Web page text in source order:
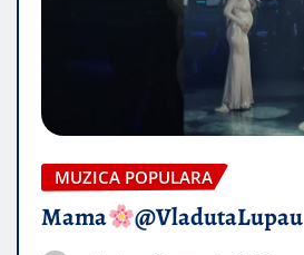
MUZICA POPULARA
Mama @VladutaLupau